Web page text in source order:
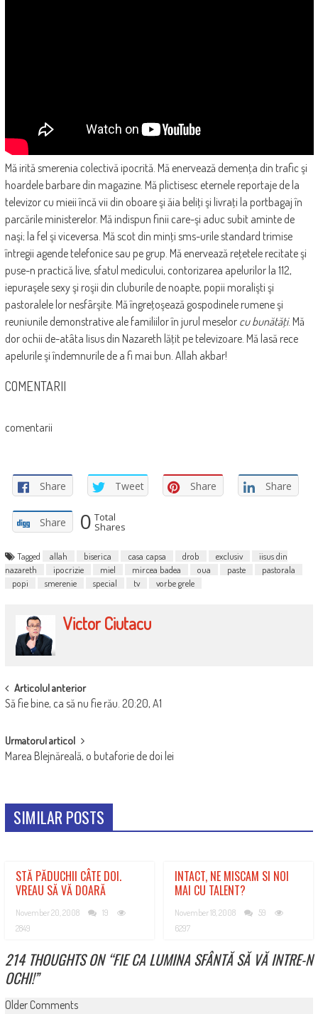
Mă irită smerenia colectivă ipocrită. Mă enervează demenţa din trafic şi
hoardele barbare din magazine. Mă plictisesc eternele reportaje de la
televizor cu mieii încă vii din oboare şi ăia beliţi şi livraţi la portbagaj în
parcările ministerelor. Mă indispun finii care-şi aduc subit aminte de
naşi; la fel şi viceversa. Mă scot din minţi sms-urile standard trimise
întregii agende telefonice sau pe grup. Mă enervează reţetele recitate şi
puse-n practică live, sfatul medicului, contorizarea apelurilor la 112,
iepuraşele sexy şi roşii din cluburile de noapte, popii moralişti şi
pastoralele lor nesfârşite. Mă îngreţoşează gospodinele rumene şi
reuniunile demonstrative ale familiilor în jurul meselor cu bunătăţi. Mă
dor ochii de-atâta Iisus din Nazareth lăţit pe televizoare. Mă lasă rece
apelurile şi îndemnurile de a fi mai bun. Allah akbar!
COMENTARII
comentarii
Share Tweet Share Share
Share 0 Total
Shares
Tagged allah biserica casa capsa drob exclusiv
iisus din
nazareth
ipocrizie miel mircea badea oua paste
pastorala
popi
smerenie special tv vorbe grele
Victor Ciutacu
POST
NAVIGATION
Articolul anterior
Să fie bine, ca să nu fie rău. 20:20, A1
Urmatorul articol
Marea Blejnăreală, o butaforie de doi lei
SIMILAR POSTS
STĂ PĂDUCHII CÂTE DOI.
VREAU SĂ VĂ DOARĂ
November 20, 2008
19
2849
INTACT, NE MISCAM SI NOI
MAI CU TALENT?
November 18, 2008
59
6297
214 THOUGHTS ON “FIE CA LUMINA SFÂNTĂ SĂ VĂ INTRE-N
OCHI!”
COMMENT
Older Comments